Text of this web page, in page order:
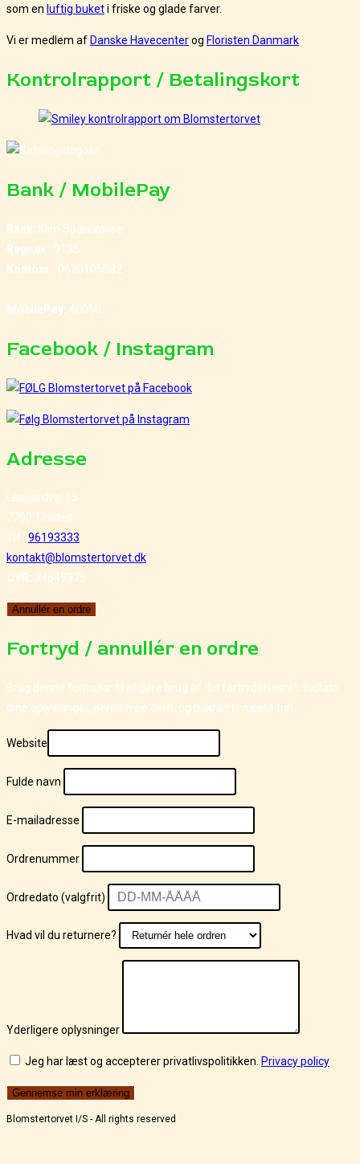
som en luftig buketi friske og glade farver.
Vi er medlem af Danske Havecenterog Floristen Danmark
Kontrolrapport / Betalingskort
Bank / MobilePay
Bank: Klim Sparekasse
Regr.nr.: 9135
Kontonr.: 0620105082
MobilePay: 48050
Facebook / Instagram
Adresse
Leopardvej 15
7700 Thisted
Tlf.: 96193333
kontakt@blomstertorvet.dk
CVR: 34649375
Annullér en ordre
Fortryd / annullér en ordre
Brug denne formular til at gøre brug af din fortrydelsesret. Indtast
dine oplysninger, gennemse dem, og bekræft i næste trin.
Website
Fulde navn
E-mailadresse
Ordrenummer
Ordredato (valgfrit)
Hvad vil du returnere?
Yderligere oplysninger
Jeg har læst og accepterer privatlivspolitikken. Privacy policy
Gennemse min erklæring
Blomstertorvet I/S - All rights reserved